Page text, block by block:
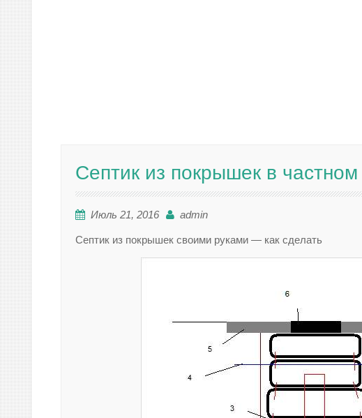
Септик из покрышек в
Июль 21, 2016 admin
Септик из покрышек своими руками — как сделать